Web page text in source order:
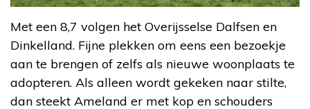
Met een 8,7 volgen het Overijsselse Dalfsen en
Dinkelland. Fijne plekken om eens een bezoekje
aan te brengen of zelfs als nieuwe woonplaats te
adopteren. Als alleen wordt gekeken naar stilte,
dan steekt Ameland er met kop en schouders